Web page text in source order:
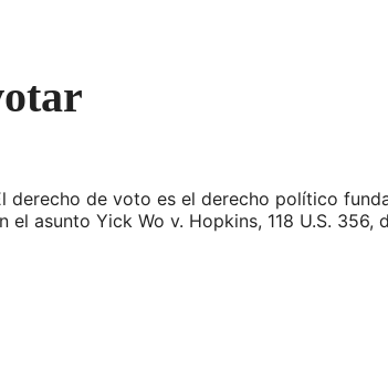
de voto es el derecho político
asunto Yick Wo v. Hopkins, 118 U.S. 356,